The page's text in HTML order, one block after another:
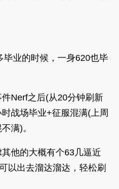
业的时候，一身620也毕
Nerf之后(从20分钟刷新
战场毕业+征服混满(上周
满)。
他的大概有个63几逼近
以出去溜达溜达，轻松刷